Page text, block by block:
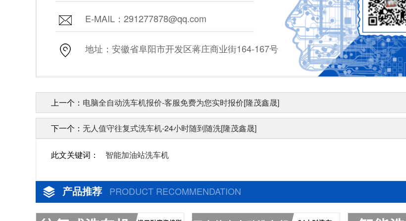
E-MAIL：291277878@qq.com
地址：安徽省阜阳市开发区蒋庄商业街164-167号
上一个： 电脑全自动洗车机报价-客服免费为您实时报价[隆茂鑫晟]
下一个： 无人值守往复式洗车机-24小时随到随洗[隆茂鑫晟]
此文关键词： 智能加油站洗车机
产品推荐 PRODUCT RECOMMENDATION